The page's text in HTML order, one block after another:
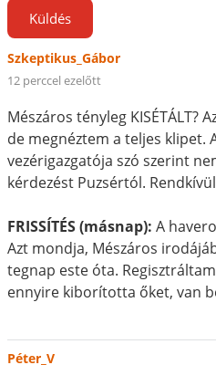
Küldés
Szkeptikus_Gábor
12 perccel ezelőtt
Mészáros tényleg KISÉTÁLT?
de megnéztem a teljes klipet.
vezérigazgatója szó szerint
kérdezést Puzsértól.
FRISSÍTÉS (másnap): A
Azt mondja, Mészáros
tegnap este óta.
ennyire kiborította őket, van
Péter_V